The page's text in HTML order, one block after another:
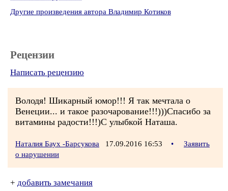
Другие произведения автора Владимир Котиков
Рецензии
Написать рецензию
Володя! Шикарный юмор!!! Я так мечтала о
Венеции... и такое разочарование!!!)))Спасибо за
витамины радости!!!)С улыбкой Наташа.
Наталия Баух -Барсукова 17.09.2016 16:53 •
Заявить
о нарушении
+ добавить замечания